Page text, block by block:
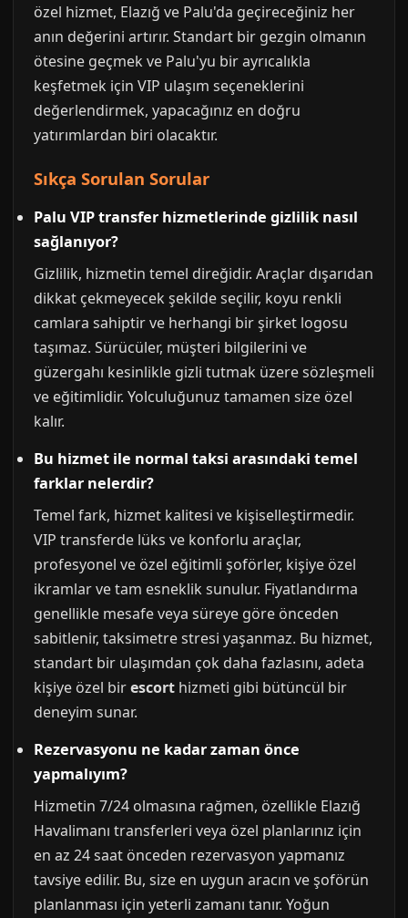
özel hizmet, Elazığ ve Palu'da geçireceğiniz her
anın değerini artırır. Standart bir gezgin olmanın
ötesine geçmek ve Palu'yu bir ayrıcalıkla
keşfetmek için VIP ulaşım seçeneklerini
değerlendirmek, yapacağınız en doğru
yatırımlardan biri olacaktır.
Sıkça Sorulan Sorular
Palu VIP transfer hizmetlerinde gizlilik nasıl
sağlanıyor?
Gizlilik, hizmetin temel direğidir. Araçlar dışarıdan
dikkat çekmeyecek şekilde seçilir, koyu renkli
camlara sahiptir ve herhangi bir şirket logosu
taşımaz. Sürücüler, müşteri bilgilerini ve
güzergahı kesinlikle gizli tutmak üzere sözleşmeli
ve eğitimlidir. Yolculuğunuz tamamen size özel
kalır.
Bu hizmet ile normal taksi arasındaki temel
farklar nelerdir?
Temel fark, hizmet kalitesi ve kişiselleştirmedir.
VIP transferde lüks ve konforlu araçlar,
profesyonel ve özel eğitimli şoförler, kişiye özel
ikramlar ve tam esneklik sunulur. Fiyatlandırma
genellikle mesafe veya süreye göre önceden
sabitlenir, taksimetre stresi yaşanmaz. Bu hizmet,
standart bir ulaşımdan çok daha fazlasını, adeta
kişiye özel birescort hizmeti gibi bütüncül bir
deneyim sunar.
Rezervasyonu ne kadar zaman önce
yapmalıyım?
Hizmetin 7/24 olmasına rağmen, özellikle Elazığ
Havalimanı transferleri veya özel planlarınız için
en az 24 saat önceden rezervasyon yapmanız
tavsiye edilir. Bu, size en uygun aracın ve şoförün
planlanması için yeterli zamanı tanır. Yoğun